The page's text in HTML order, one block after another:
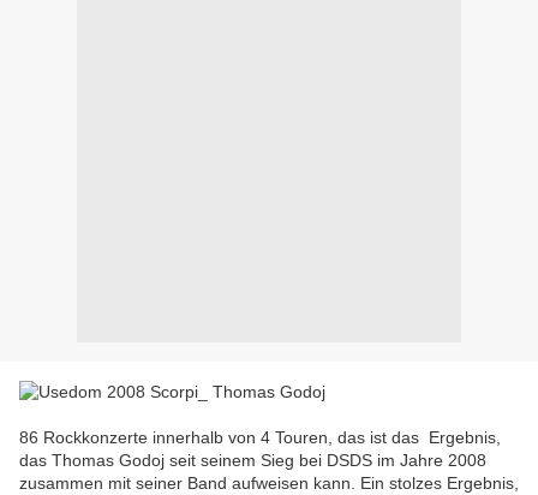
86 Rockkonzerte innerhalb von 4 Touren, das ist das Ergebnis,
das Thomas Godoj seit seinem Sieg bei DSDS im Jahre 2008
zusammen mit seiner Band aufweisen kann. Ein stolzes Ergebnis,